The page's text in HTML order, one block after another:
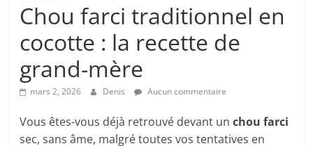
Chou farci traditionnel en
cocotte : la recette de
grand-mère
mars 2, 2026 Denis Aucun commentaire
Vous êtes-vous déjà retrouvé devant unchou farci
sec, sans âme, malgré toutes vos tentatives en